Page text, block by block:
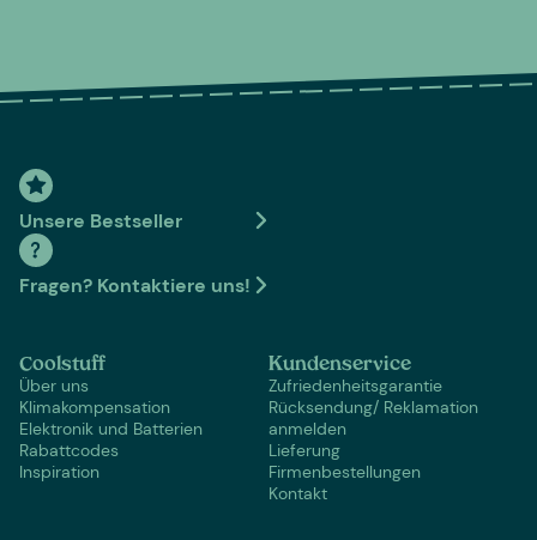
Unsere Bestseller
Fragen? Kontaktiere uns!
Coolstuff
Über uns
Klimakompensation
Elektronik und Batterien
Rabattcodes
Inspiration
Kundenservice
Zufriedenheitsgarantie
Rücksendung/ Reklamation
anmelden
Lieferung
Firmenbestellungen
Kontakt